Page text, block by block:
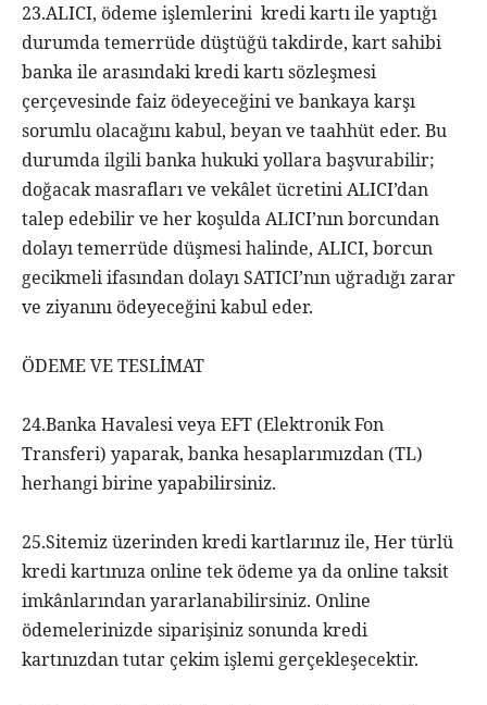
23.ALICI, ödeme işlemlerini kredi kartı ile yaptığı
durumda temerrüde düştüğü takdirde, kart sahibi
banka ile arasındaki kredi kartı sözleşmesi
çerçevesinde faiz ödeyeceğini ve bankaya karşı
sorumlu olacağını kabul, beyan ve taahhüt eder. Bu
durumda ilgili banka hukuki yollara başvurabilir;
doğacak masrafları ve vekâlet ücretini ALICI’dan
talep edebilir ve her koşulda ALICI’nın borcundan
dolayı temerrüde düşmesi halinde, ALICI, borcun
gecikmeli ifasından dolayı SATICI’nın uğradığı zarar
ve ziyanını ödeyeceğini kabul eder.
ÖDEME VE TESLİMAT
24.Banka Havalesi veya EFT (Elektronik Fon
Transferi) yaparak, banka hesaplarımızdan (TL)
herhangi birine yapabilirsiniz.
25.Sitemiz üzerinden kredi kartlarınız ile, Her türlü
kredi kartınıza online tek ödeme ya da online taksit
imkânlarından yararlanabilirsiniz. Online
ödemelerinizde siparişiniz sonunda kredi
kartınızdan tutar çekim işlemi gerçekleşecektir.